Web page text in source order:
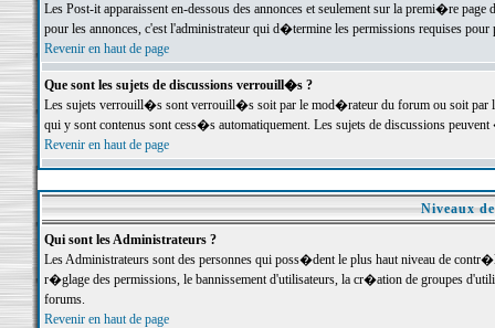
Les Post-it apparaissent en-dessous des annonces et seulement sur la premi�re
pour les annonces, c'est l'administrateur qui d�termine les permissions requises pour
Revenir en haut de page
Que sont les sujets de discussions verrouill�s ?
Les sujets verrouill�s sont verrouill�s soit par le mod�rateur du forum ou soit par
qui y sont contenus sont cess�s automatiquement. Les sujets de discussions
Revenir en haut de page
Niveaux
Qui sont les Administrateurs ?
Les Administrateurs sont des personnes qui poss�dent le plus haut niveau de
r�glage des permissions, le bannissement d'utilisateurs, la cr�ation de groupes
forums.
Revenir en haut de page